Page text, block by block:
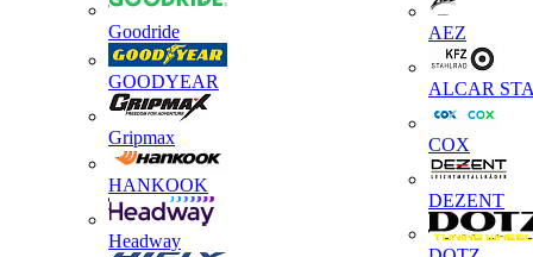
Goodride
GOODYEAR
Gripmax
HANKOOK
Headway
AEZ
ALCAR
COX
DEZENT